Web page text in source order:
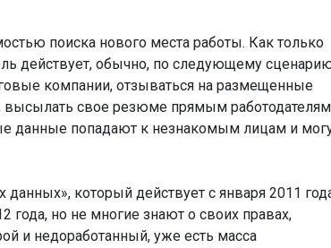
поиска нового места работы. Как только
действует, обычно, по следующему
компании, отзываться на размещенные
высылать свое резюме прямым
данные попадают к незнакомым лицам и
который действует с января 2011
года, но не многие знают о своих правах,
и недоработанный, уже есть масса